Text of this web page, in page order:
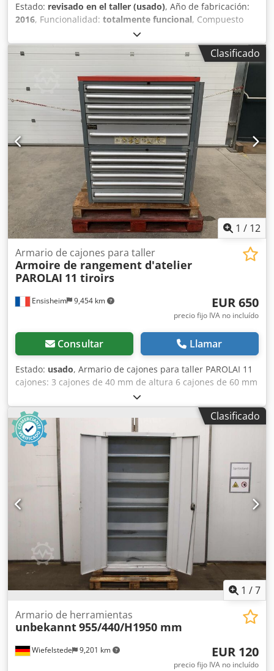
Estado: revisado en el taller (usado), Año de fabricación:
2016, Funcionalidad: totalmente funcional, Compuesto
por: Mueble con cajones PT01 Ancho: 1120 mm x Alto: 1550
mm x Profundidad: 724 mm (12 x cajones de 100 mm, 1 x
cajón de 150 mm) POR CAJÓN, 12/16/20/24
COMPARTIMENTOS INDIVIDUALES Mueble con cajones
PT02 Ancho: 800 mm x Alto: 1000 mm x Profundidad: 724
mm (4 x cajones de 125 mm, 4 x cajones de 100 mm) POR
CAJÓN, 12/16 COMPARTIMENTOS INDIVIDUALES Ambos
muebles con cajones tienen: Cjdjzl Sh Ujpfx Al Teha 1.
Cierre de los cajones 2. Cierre de los compartimentos
individuales
Clasificado
1 / 12
Ensisheim 9,454 km
Armario de cajones para taller
Armoire de rangement d'atelier
PAROLAI 11 tiroirs
EUR 650
precio fijo IVA no incluído
Consultar Llamar
Estado: usado, Armario de cajones para taller PAROLAI 11
cajones: 3 cajones de 40 mm de altura 6 cajones de 60 mm
de altura 1 cajón de 150 mm de altura 1 cajón de 90 mm
de altura Dimensiones (L x An x Al): 910 x 720 x 1110 mm
Peso: aprox. 150 kg Cedpozmxttofx Al Tjha
Clasificado
1 /7
Wiefelstede 9,201 km
Armario de herramientas
unbekannt955/440/H1950 mm
EUR 120
precio fijo IVA no incluído